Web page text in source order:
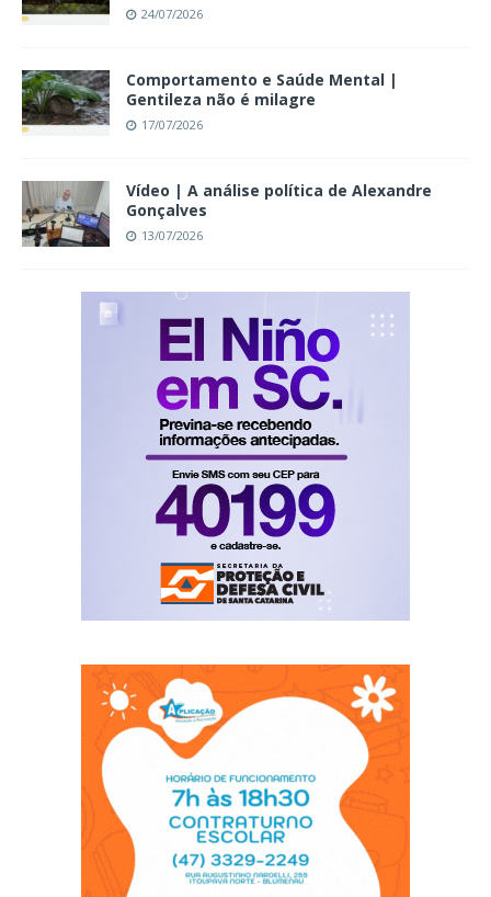
24/07/2026
Comportamento e Saúde Mental |
Gentileza não é milagre
17/07/2026
Vídeo | A análise política de Alexandre
Gonçalves
13/07/2026